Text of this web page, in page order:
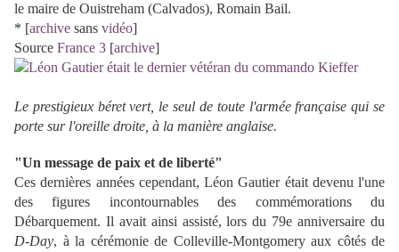
le maire de Ouistreham (Calvados), Romain Bail.
* [archive sans vidéo]
Source France 3 [archive]
Le prestigieux béret vert, le seul de toute l'armée française qui se
porte sur l'oreille droite, à la manière anglaise.
"Un message de paix et de liberté"
Ces dernières années cependant, Léon Gautier était devenu l'une
des figures incontournables des commémorations du
Débarquement. Il avait ainsi assisté, lors du 79e anniversaire du
D-Day, à la cérémonie de Colleville-Montgomery aux côtés de